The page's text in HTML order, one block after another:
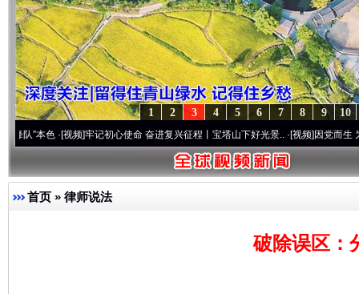
10
9
8
7
6
5
4
3
2
1
·[视频]牢记初心使命 奋进复兴征程丨宝塔山下好光景..·[视频]因党而生 为党而战
首页 » 律师说法
破除误区：